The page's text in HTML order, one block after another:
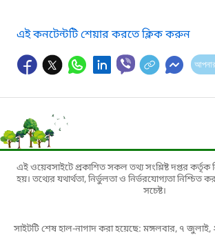
এই কনটেন্টটি শেয়ার করতে ক্লিক করুন
এই ওয়েবসাইটে প্রকাশিত সকল তথ্য সংশ্লিষ্ট দপ্তর কর্তৃক
হয়। তথ্যের যথার্থতা, নির্ভুলতা ও নির্ভরযোগ্যতা নিশ্চিত
সচেষ্ট।
সাইটটি শেষ হাল-নাগাদ করা হয়েছে: মঙ্গলবার, ৭